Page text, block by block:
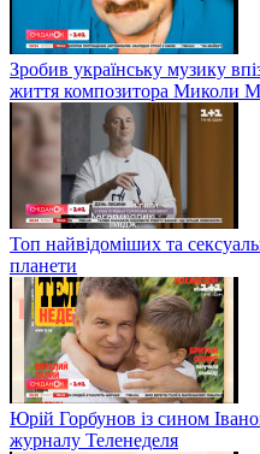
Зробив українську музику
життя композитора Миколи
Топ найвідоміших та
планети
Юрій Горбунов із сином
журналу Теленеделя